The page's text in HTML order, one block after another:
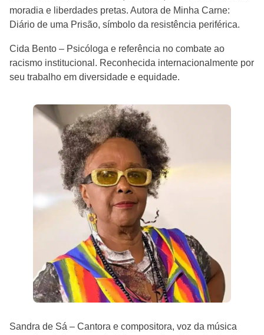
moradia e liberdades pretas. Autora de Minha Carne:
Diário de uma Prisão, símbolo da resistência periférica.
Cida Bento – Psicóloga e referência no combate ao
racismo institucional. Reconhecida internacionalmente por
seu trabalho em diversidade e equidade.
Sandra de Sá – Cantora e compositora, voz da música